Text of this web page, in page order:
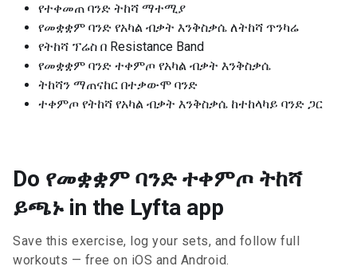
የተቀመጠ ባንድ ትከሻ ማተሚያ
የመቋቋም ባንድ የአካል ብቃት እንቅስቃሴ ለትከሻ ጥንካሬ
የትከሻ ፕሬስ በ Resistance Band
የመቋቋም ባንድ ተቀምጦ የአካል ብቃት እንቅስቃሴ
ትከሻን ማጠናከር በተቃውሞ ባንድ
ተቀምጦ የትከሻ የአካል ብቃት እንቅስቃሴ ከተከላካይ ባንድ ጋር
Do የመቋቋም ባንድ ተቀምጦ ትከሻ
ይጫኑ in the Lyfta app
Save this exercise, log your sets, and follow full
workouts — free on iOS and Android.